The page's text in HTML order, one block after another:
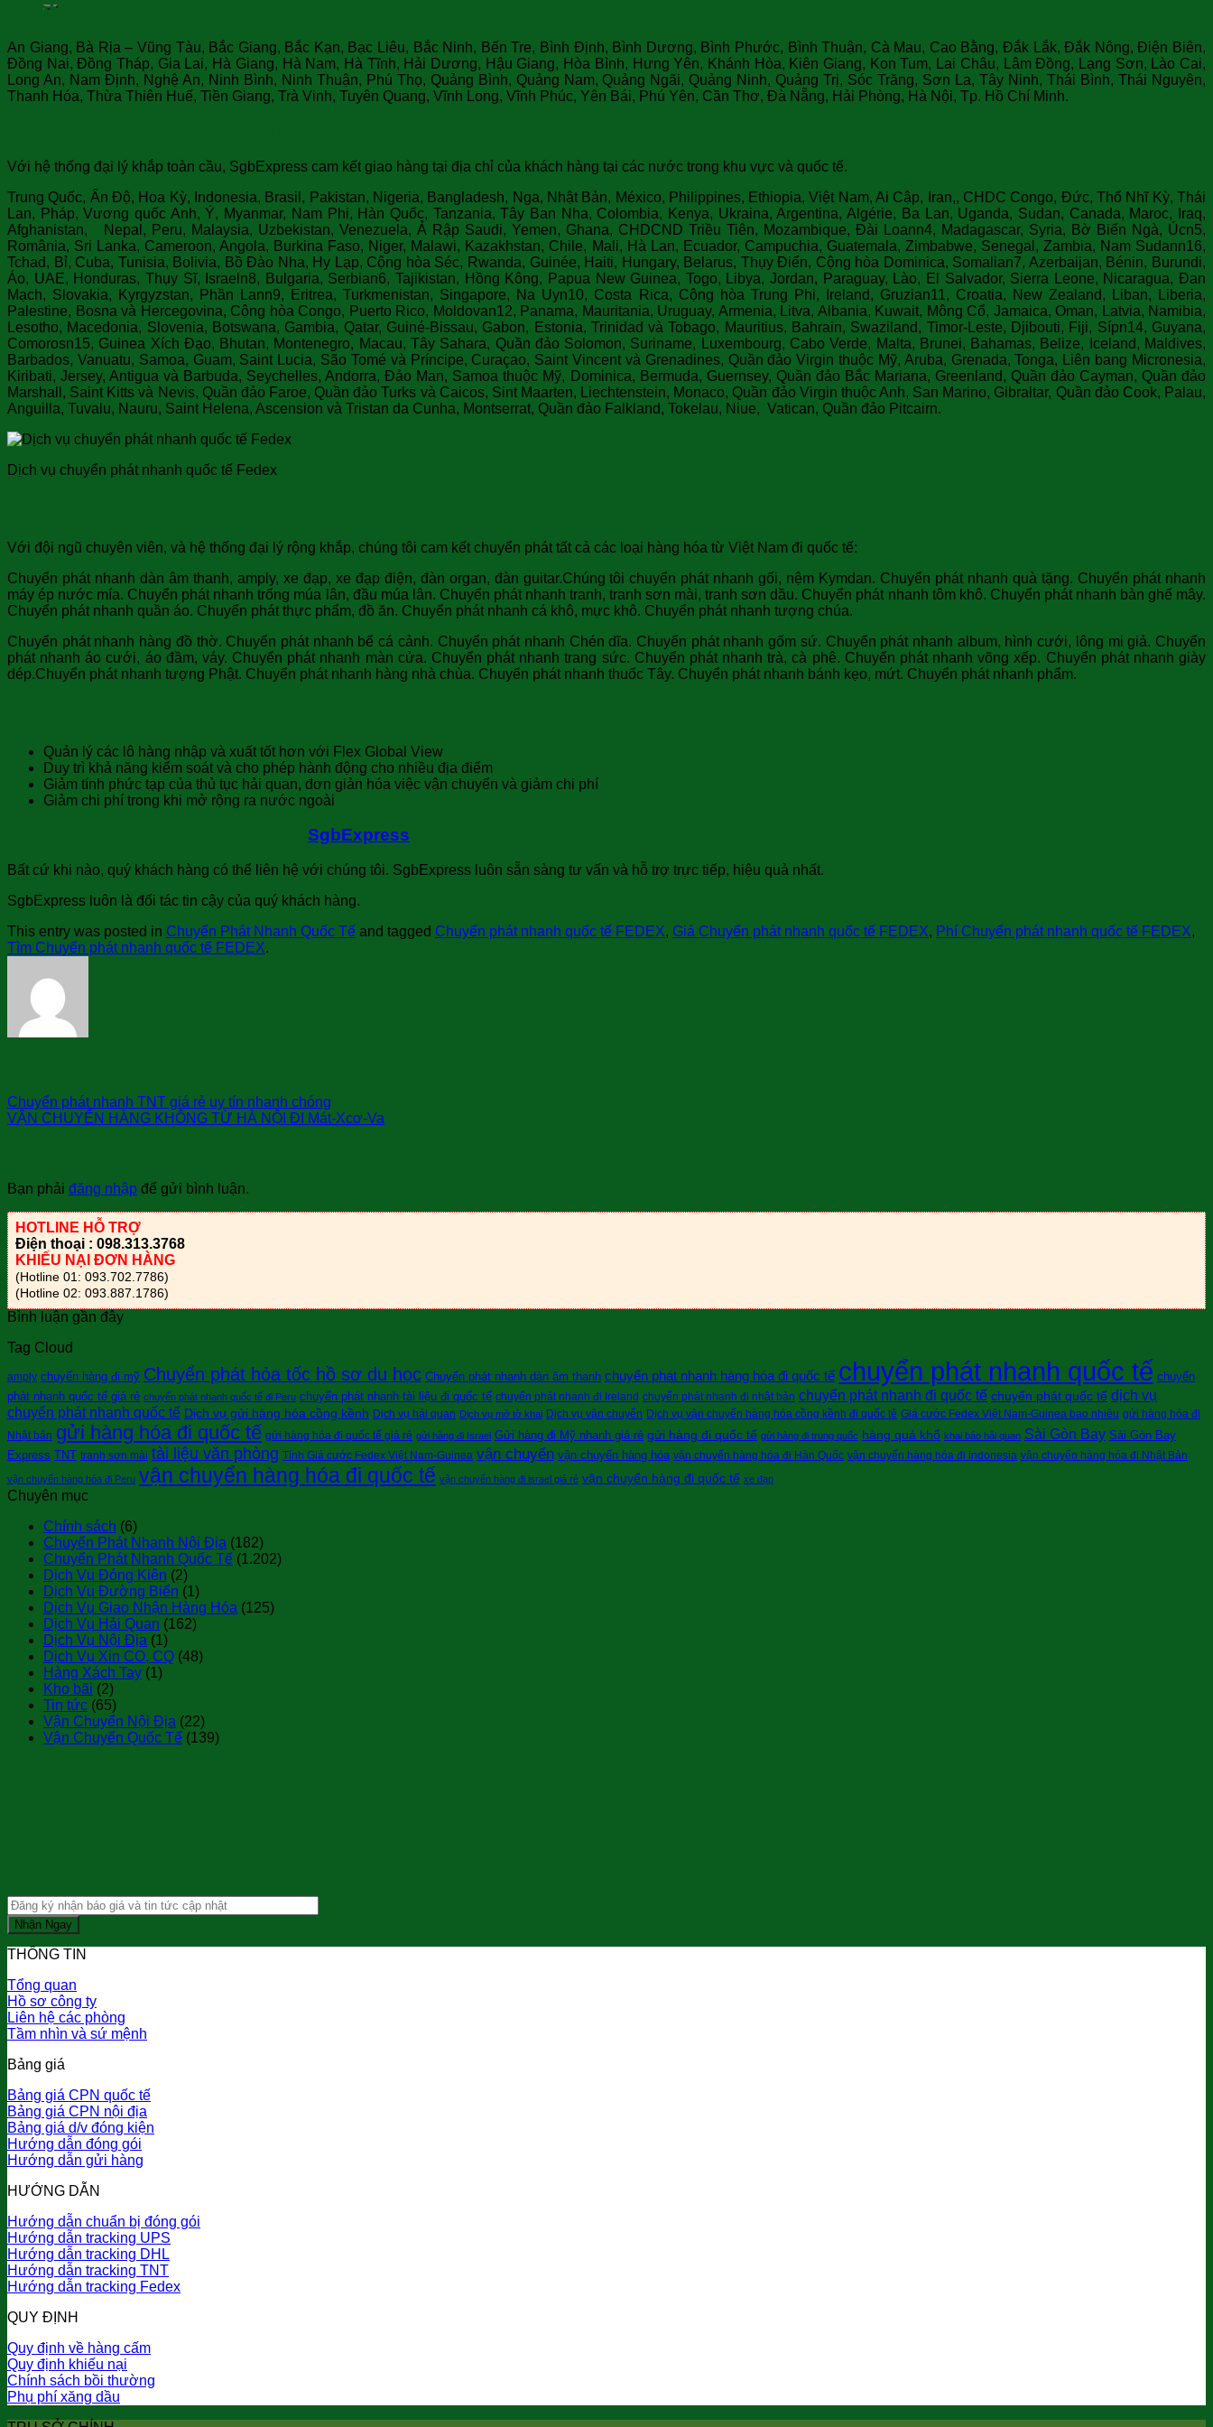
SgbExpress nhận hàng hóa chuyển phát nhanh quốc tế tại 63 tỉnh thành Việt Nam
An Giang, Bà Rịa – Vũng Tàu, Bắc Giang, Bắc Kạn, Bạc Liêu, Bắc Ninh, Bến Tre, Bình Định, Bình Dương, Bình Phước, Bình Thuận, Cà Mau, Cao Bằng, Đắk Lắk, Đắk Nông, Điện Biên,
Đồng Nai, Đồng Tháp, Gia Lai, Hà Giang, Hà Nam, Hà Tĩnh, Hải Dương, Hậu Giang, Hòa Bình, Hưng Yên, Khánh Hòa, Kiên Giang, Kon Tum, Lai Châu, Lâm Đồng, Lạng Sơn, Lào Cai,
Long An, Nam Định, Nghệ An, Ninh Bình, Ninh Thuận, Phú Thọ, Quảng Bình, Quảng Nam, Quảng Ngãi, Quảng Ninh, Quảng Trị, Sóc Trăng, Sơn La, Tây Ninh, Thái Bình, Thái Nguyên,
Thanh Hóa, Thừa Thiên Huế, Tiền Giang, Trà Vinh, Tuyên Quang, Vĩnh Long, Vĩnh Phúc, Yên Bái, Phú Yên, Cần Thơ, Đà Nẵng, Hải Phòng, Hà Nội, Tp. Hồ Chí Minh.
Với hệ thống đại lý khắp toàn cầu, SgbExpress cam kết giao hàng tại địa chỉ của khách hàng tại các nước trong khu vực và quốc tế.
Trung Quốc, Ấn Độ, Hoa Kỳ, Indonesia, Brasil, Pakistan, Nigeria, Bangladesh, Nga, Nhật Bản, México, Philippines, Ethiopia, Việt Nam, Ai Cập, Iran,, CHDC Congo, Đức, Thổ Nhĩ Kỳ, Thái
Lan, Pháp, Vương quốc Anh, Ý, Myanmar, Nam Phi, Hàn Quốc, Tanzania, Tây Ban Nha, Colombia, Kenya, Ukraina, Argentina, Algérie, Ba Lan, Uganda, Sudan, Canada, Maroc, Iraq,
Afghanistan, Nepal, Peru, Malaysia, Uzbekistan, Venezuela, Ả Rập Saudi, Yemen, Ghana, CHDCND Triều Tiên, Mozambique, Đài Loann4, Madagascar, Syria, Bờ Biển Ngà, Úcn5,
România, Sri Lanka, Cameroon, Angola, Burkina Faso, Niger, Malawi, Kazakhstan, Chile, Mali, Hà Lan, Ecuador, Campuchia, Guatemala, Zimbabwe, Senegal, Zambia, Nam Sudann16,
Tchad, Bỉ, Cuba, Tunisia, Bolivia, Bồ Đào Nha, Hy Lạp, Cộng hòa Séc, Rwanda, Guinée, Haiti, Hungary, Belarus, Thụy Điển, Cộng hòa Dominica, Somalian7, Azerbaijan, Bénin, Burundi,
Áo, UAE, Honduras, Thụy Sĩ, Israeln8, Bulgaria, Serbian6, Tajikistan, Hồng Kông, Papua New Guinea, Togo, Libya, Jordan, Paraguay, Lào, El Salvador, Sierra Leone, Nicaragua, Đan
Mạch, Slovakia, Kyrgyzstan, Phần Lann9, Eritrea, Turkmenistan, Singapore, Na Uyn10, Costa Rica, Cộng hòa Trung Phi, Ireland, Gruzian11, Croatia, New Zealand, Liban, Liberia,
Palestine, Bosna và Hercegovina, Cộng hòa Congo, Puerto Rico, Moldovan12, Panama, Mauritania, Uruguay, Armenia, Litva, Albania, Kuwait, Mông Cổ, Jamaica, Oman, Latvia, Namibia,
Lesotho, Macedonia, Slovenia, Botswana, Gambia, Qatar, Guiné-Bissau, Gabon, Estonia, Trinidad và Tobago, Mauritius, Bahrain, Swaziland, Timor-Leste, Djibouti, Fiji, Sípn14, Guyana,
Comorosn15, Guinea Xích Đạo, Bhutan, Montenegro, Macau, Tây Sahara, Quần đảo Solomon, Suriname, Luxembourg, Cabo Verde, Malta, Brunei, Bahamas, Belize, Iceland, Maldives,
Barbados, Vanuatu, Samoa, Guam, Saint Lucia, São Tomé và Príncipe, Curaçao, Saint Vincent và Grenadines, Quần đảo Virgin thuộc Mỹ, Aruba, Grenada, Tonga, Liên bang Micronesia,
Kiribati, Jersey, Antigua và Barbuda, Seychelles, Andorra, Đảo Man, Samoa thuộc Mỹ, Dominica, Bermuda, Guernsey, Quần đảo Bắc Mariana, Greenland, Quần đảo Cayman, Quần đảo
Marshall, Saint Kitts và Nevis, Quần đảo Faroe, Quần đảo Turks và Caicos, Sint Maarten, Liechtenstein, Monaco, Quần đảo Virgin thuộc Anh, San Marino, Gibraltar, Quần đảo Cook, Palau,
Anguilla, Tuvalu, Nauru, Saint Helena, Ascension và Tristan da Cunha, Montserrat, Quần đảo Falkland, Tokelau, Niue, Vatican, Quần đảo Pitcairn.
Dịch vụ chuyển phát nhanh quốc tế Fedex
Với đội ngũ chuyên viên, và hệ thống đại lý rộng khắp, chúng tôi cam kết chuyển phát tất cả các loại hàng hóa từ Việt Nam đi quốc tế:
Chuyển phát nhanh dàn âm thanh, amply, xe đạp, xe đạp điện, đàn organ, đàn guitar.Chúng tôi chuyển phát nhanh gối, nệm Kymdan. Chuyển phát nhanh quà tặng. Chuyển phát nhanh
máy ép nước mía. Chuyển phát nhanh trống múa lân, đầu múa lân. Chuyển phát nhanh tranh, tranh sơn mài, tranh sơn dầu. Chuyển phát nhanh tôm khô. Chuyển phát nhanh bàn ghế mây.
Chuyển phát nhanh quần áo. Chuyển phát thực phẩm, đồ ăn. Chuyển phát nhanh cá khô, mực khô. Chuyển phát nhanh tượng chúa.
Chuyển phát nhanh hàng đồ thờ. Chuyển phát nhanh bể cá cảnh. Chuyển phát nhanh Chén dĩa. Chuyển phát nhanh gốm sứ. Chuyển phát nhanh album, hình cưới, lông mi giả. Chuyển
phát nhanh áo cưới, áo đầm, váy. Chuyển phát nhanh màn cửa. Chuyển phát nhanh trang sức. Chuyển phát nhanh trà, cà phê. Chuyển phát nhanh võng xếp. Chuyển phát nhanh giày
dép.Chuyển phát nhanh tượng Phật. Chuyển phát nhanh hàng nhà chùa. Chuyển phát nhanh thuốc Tây. Chuyển phát nhanh bánh kẹo, mứt. Chuyển phát nhanh phẩm.
Quản lý các lô hàng nhập và xuất tốt hơn với Flex Global View
Duy trì khả năng kiểm soát và cho phép hành động cho nhiều địa điểm
Giảm tính phức tạp của thủ tục hải quan, đơn giản hóa việc vận chuyển và giảm chi phí
Giảm chi phí trong khi mở rộng ra nước ngoài
SgbExpress
Bất cứ khi nào, quý khách hàng có thể liên hệ với chúng tôi. SgbExpress luôn sẵn sàng tư vấn và hỗ trợ trực tiếp, hiệu quả nhất.
SgbExpress luôn là đối tác tin cậy của quý khách hàng.
This entry was posted in Chuyển Phát Nhanh Quốc Tế and tagged Chuyển phát nhanh quốc tế FEDEX, Giá Chuyển phát nhanh quốc tế FEDEX, Phí Chuyển phát nhanh quốc tế FEDEX,
Tìm Chuyển phát nhanh quốc tế FEDEX.
Chuyển phát nhanh TNT giá rẻ uy tín nhanh chóng
VẬN CHUYỂN HÀNG KHÔNG TỪ HÀ NỘI ĐI Mát-Xcơ-Va
Bạn phải đăng nhập để gửi bình luận.
HOTLINE HỖ TRỢ
Điện thoại : 098.313.3768
KHIẾU NẠI ĐƠN HÀNG
(Hotline 01: 093.702.7786)
(Hotline 02: 093.887.1786)
Bình luận gần đây
Tag Cloud
amply chuyển hàng đi mỹ Chuyển phát hỏa tốc hồ sơ du học Chuyển phát nhanh dàn âm thanh chuyển phát nhanh hàng hóa đi quốc tế chuyển phát nhanh quốc tế chuyển
phát nhanh quốc tế giá rẻ chuyển phát nhanh quốc tế đi Peru chuyển phát nhanh tài liệu đi quốc tế chuyển phát nhanh đi Ireland chuyển phát nhanh đi nhật bản chuyển phát nhanh đi quốc tế chuyển phát quốc tế dịch vụ
chuyển phát nhanh quốc tế Dịch vụ gửi hàng hóa cồng kềnh Dịch vụ hải quan Dịch vụ mở tờ khai Dịch vụ vận chuyển Dịch vụ vận chuyển hàng hóa cồng kềnh đi quốc tê Giá cước Fedex Việt Nam-Guinea bao nhiêu gửi hàng hóa đi
Nhật bản gửi hàng hóa đi quốc tế gửi hàng hóa đi quốc tế giá rẻ gửi hàng đi Israel Gửi hàng đi Mỹ nhanh giá rẻ gửi hàng đi quốc tế gửi hàng đi trung quốc hàng quá khổ khai báo hải quan Sài Gòn Bay Sài Gòn Bay
Express TNT tranh sơn mài tài liệu văn phòng Tính Giá cước Fedex Việt Nam-Guinea vận chuyển vận chuyển hàng hóa vận chuyển hàng hóa đi Hàn Quốc vận chuyển hàng hóa đi indonesia vận chuyển hàng hóa đi Nhật Bản
vận chuyển hàng hóa đi Peru vận chuyển hàng hóa đi quốc tế vận chuyển hàng đi israel giá rẻ vận chuyển hàng đi quốc tế xe đạp
Chuyên mục
Chính sách (6)
Chuyển Phát Nhanh Nội Địa (182)
Chuyển Phát Nhanh Quốc Tế (1.202)
Dịch Vụ Đóng Kiện (2)
Dịch Vụ Đường Biển (1)
Dịch Vụ Giao Nhận Hàng Hóa (125)
Dịch Vụ Hải Quan (162)
Dịch Vụ Nội Địa (1)
Dịch Vụ Xin CO, CQ (48)
Hàng Xách Tay (1)
Kho bãi (2)
Tin tức (65)
Vận Chuyển Nội Địa (22)
Vận Chuyển Quốc Tế (139)
THÔNG TIN
Tổng quan
Hồ sơ công ty
Liên hệ các phòng
Tầm nhìn và sứ mệnh
Bảng giá
Bảng giá CPN quốc tế
Bảng giá CPN nội địa
Bảng giá d/v đóng kiện
Hướng dẫn đóng gói
Hướng dẫn gửi hàng
HƯỚNG DẪN
Hướng dẫn chuẩn bị đóng gói
Hướng dẫn tracking UPS
Hướng dẫn tracking DHL
Hướng dẫn tracking TNT
Hướng dẫn tracking Fedex
QUY ĐỊNH
Quy định về hàng cấm
Quy định khiếu nại
Chính sách bồi thường
Phụ phí xăng dầu